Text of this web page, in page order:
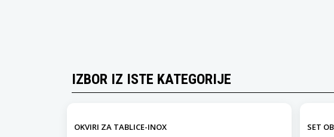
IZBOR IZ ISTE KATEGORIJE
OKVIRI ZA TABLICE-INOX SET